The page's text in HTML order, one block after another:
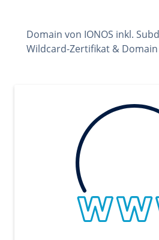
Domain von IONOS inkl.
Wildcard-Zertifikat & Domain